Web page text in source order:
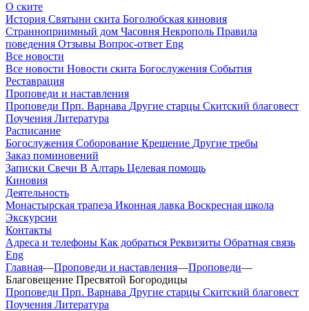
О ските
История Святыни скита Боголюбская киновия
Странноприимный дом Часовня Некрополь Правила
поведения Отзывы Вопрос-ответ Eng
Все новости
Все новости Новости скита Богослужения События
Реставрация
Проповеди и наставления
Проповеди Прп. Варнава Другие старцы Скитский благовест
Поучения Литература
Расписание
Богослужения Соборование Крещение Другие требы
Заказ поминовений
Записки Свечи В Алтарь Целевая помощь
Киновия
Деятельность
Монастырская трапеза Иконная лавка Воскресная школа
Экскурсии
Контакты
Адреса и телефоны Как добраться Реквизиты Обратная связь
Eng
Главная—Проповеди и наставления—Проповеди—
Благовещение Пресвятой Богородицы
Проповеди Прп. Варнава Другие старцы Скитский благовест
Поучения Литература